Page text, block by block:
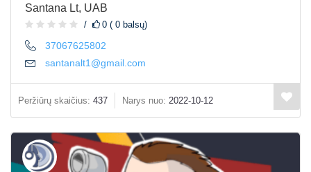
Santana Lt, UAB
0 ( 0 balsų)
37067625802
santanalt1@gmail.com
Peržiūrų skaičius: 437 Narys nuo: 2022-10-12